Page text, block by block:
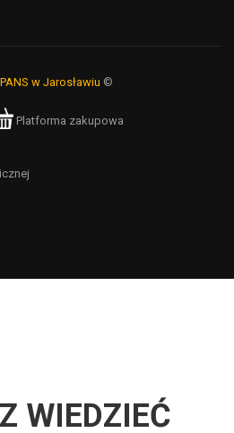
PANS w Jarosławiu ©
Platforma zakupowa
WIEDZIEĆ